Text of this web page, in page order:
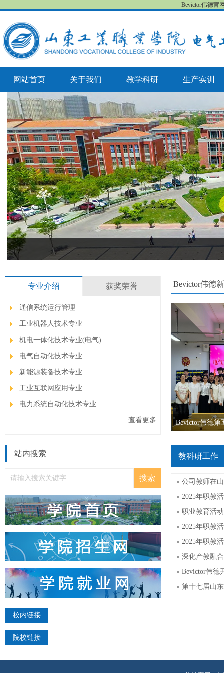
Bevictor伟德官
网站首页 关于我们 教学科研 生产实训
专业介绍 获奖荣誉
通信系统运行管理
工业机器人技术专业
机电一体化技术专业(电气)
电气自动化技术专业
新能源装备技术专业
工业互联网应用专业
电力系统自动化技术专业
查看更多
Bevictor伟德
Bevictor伟德
站内搜索 教科研工作
校内链接
院校链接